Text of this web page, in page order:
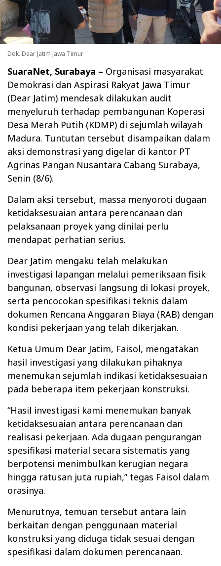
Dok. Dear Jatim Jawa Timur
SuaraNet, Surabaya – Organisasi masyarakat
Demokrasi dan Aspirasi Rakyat Jawa Timur
(Dear Jatim) mendesak dilakukan audit
menyeluruh terhadap pembangunan Koperasi
Desa Merah Putih (KDMP) di sejumlah wilayah
Madura. Tuntutan tersebut disampaikan dalam
aksi demonstrasi yang digelar di kantor PT
Agrinas Pangan Nusantara Cabang Surabaya,
Senin (8/6).
Dalam aksi tersebut, massa menyoroti dugaan
ketidaksesuaian antara perencanaan dan
pelaksanaan proyek yang dinilai perlu
mendapat perhatian serius.
Dear Jatim mengaku telah melakukan
investigasi lapangan melalui pemeriksaan fisik
bangunan, observasi langsung di lokasi proyek,
serta pencocokan spesifikasi teknis dalam
dokumen Rencana Anggaran Biaya (RAB) dengan
kondisi pekerjaan yang telah dikerjakan.
Ketua Umum Dear Jatim, Faisol, mengatakan
hasil investigasi yang dilakukan pihaknya
menemukan sejumlah indikasi ketidaksesuaian
pada beberapa item pekerjaan konstruksi.
“Hasil investigasi kami menemukan banyak
ketidaksesuaian antara perencanaan dan
realisasi pekerjaan. Ada dugaan pengurangan
spesifikasi material secara sistematis yang
berpotensi menimbulkan kerugian negara
hingga ratusan juta rupiah,”tegas Faisol dalam
orasinya.
Menurutnya, temuan tersebut antara lain
berkaitan dengan penggunaan material
konstruksi yang diduga tidak sesuai dengan
spesifikasi dalam dokumen perencanaan.